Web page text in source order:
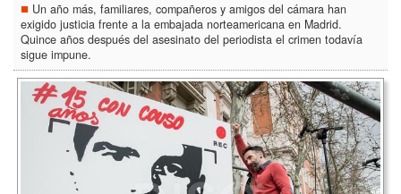
Un año más, familiares, compañeros y amigos del cámara han
exigido justicia frente a la embajada norteamericana en Madrid.
Quince años después del asesinato del periodista el crimen todavía
sigue impune.